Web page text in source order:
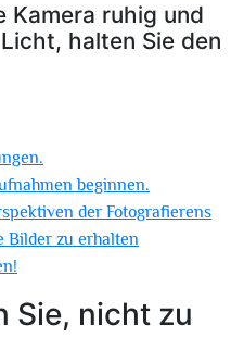
Kamera ruhig und
halten Sie den
beginnen.
der Fotografierens
Bilder zu erhalten
Sie, nicht zu